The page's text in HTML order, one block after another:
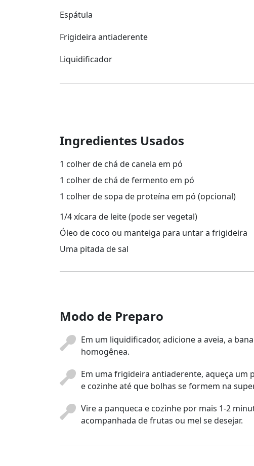
Espátula
Frigideira antiaderente
Liquidificador
Ingredientes Usados
1 colher de chá de canela em pó
1 colher de chá de fermento em pó
1 colher de sopa de proteína em pó (opcional)
1/4 xícara de leite (pode ser vegetal)
Óleo de coco ou manteiga para untar a frigideira
Uma pitada de sal
Modo de Preparo
Em um liquidificador, adicione a aveia, a
homogênea.
Em uma frigideira antiaderente, aqueça um
e cozinhe até que bolhas se formem na
Vire a panqueca e cozinhe por mais 1-2
acompanhada de frutas ou mel se desejar.